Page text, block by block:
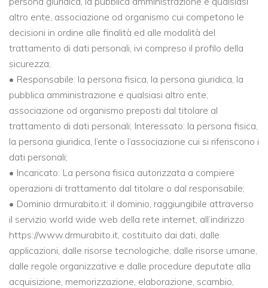
altro ente, associazione od organismo cui competono le
decisioni in ordine alle finalità ed alle modalità del
trattamento di dati personali, ivi compreso il profilo della
sicurezza;
• Responsabile: la persona fisica, la persona giuridica, la
pubblica amministrazione e qualsiasi altro ente,
associazione od organismo preposti dal titolare al
trattamento di dati personali; Interessato: la persona fisica,
la persona giuridica, l’ente o l’associazione cui si riferiscono i
dati personali;
• Incaricato: La persona fisica autorizzata a compiere
operazioni di trattamento dal titolare o dal responsabile;
• Dominio drmurabito.it: il dominio, raggiungibile attraverso
il servizio world wide web della rete internet, all’indirizzo
https://www.drmurabito.it, costituito dai dati, dalle
applicazioni, dalle risorse tecnologiche, dalle risorse umane,
dalle regole organizzative e dalle procedure deputate alla
acquisizione, memorizzazione, elaborazione, scambio,